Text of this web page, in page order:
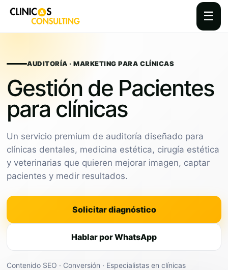
☰
contentAUDITORÍA · MARKETING PARA CLÍNICAS
Gestión de Pacientes
para clínicas
Un servicio premium de auditoría diseñado para
clínicas dentales, medicina estética, cirugía estética
y veterinarias que quieren mejorar imagen, captar
pacientes y medir resultados.
Solicitar diagnóstico
Hablar por WhatsApp
Contenido SEO · Conversión · Especialistas en clínicas